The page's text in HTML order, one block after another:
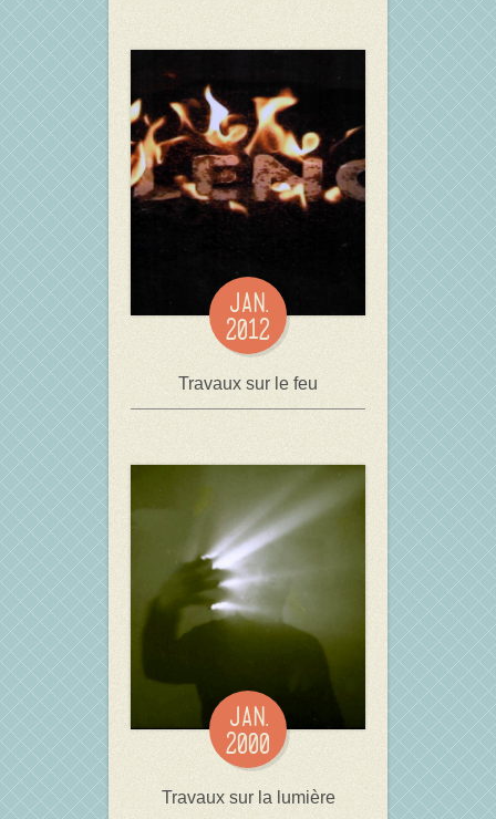
JAN.
2012
Travaux sur le feu
JAN.
2000
Travaux sur la lumière